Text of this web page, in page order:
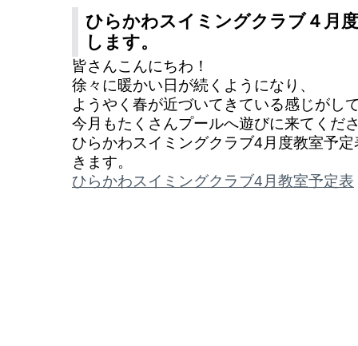
ひらかわスイミングクラブ４月
します。
皆さんこんにちわ！
徐々に暖かい日が続くようになり、
ようやく春が近づいてきている感じがし
今月もたくさんプールへ遊びに来てくだ
ひらかわスイミングクラブ4月度教室予
きます。
ひらかわスイミングクラブ4月教室予定表